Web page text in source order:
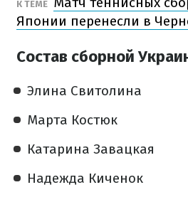
​К ТЕМЕ
Японии перенесли в
Состав сборной
Элина Свитолина
Марта Костюк
Катарина Завацкая
Надежда Киченок